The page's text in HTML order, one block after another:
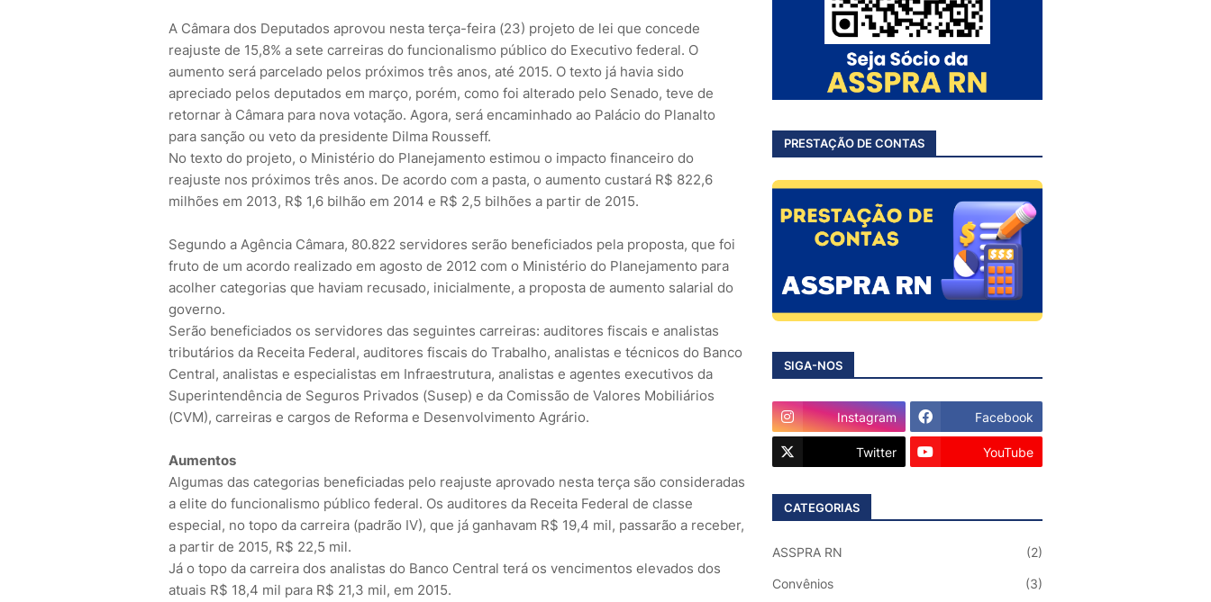
A Câmara dos Deputados aprovou nesta terça-feira (23) projeto de lei que concede
reajuste de 15,8% a sete carreiras do funcionalismo público do Executivo federal. O
aumento será parcelado pelos próximos três anos, até 2015. O texto já havia sido
apreciado pelos deputados em março, porém, como foi alterado pelo Senado, teve de
retornar à Câmara para nova votação. Agora, será encaminhado ao Palácio do Planalto
para sanção ou veto da presidente Dilma Rousseff.
No texto do projeto, o Ministério do Planejamento estimou o impacto financeiro do
reajuste nos próximos três anos. De acordo com a pasta, o aumento custará R$ 822,6
milhões em 2013, R$ 1,6 bilhão em 2014 e R$ 2,5 bilhões a partir de 2015.
Segundo a Agência Câmara, 80.822 servidores serão beneficiados pela proposta, que foi
fruto de um acordo realizado em agosto de 2012 com o Ministério do Planejamento para
acolher categorias que haviam recusado, inicialmente, a proposta de aumento salarial do
governo.
Serão beneficiados os servidores das seguintes carreiras: auditores fiscais e analistas
tributários da Receita Federal, auditores fiscais do Trabalho, analistas e técnicos do Banco
Central, analistas e especialistas em Infraestrutura, analistas e agentes executivos da
Superintendência de Seguros Privados (Susep) e da Comissão de Valores Mobiliários
(CVM), carreiras e cargos de Reforma e Desenvolvimento Agrário.
Aumentos
Algumas das categorias beneficiadas pelo reajuste aprovado nesta terça são consideradas
a elite do funcionalismo público federal. Os auditores da Receita Federal de classe
especial, no topo da carreira (padrão IV), que já ganhavam R$ 19,4 mil, passarão a receber,
a partir de 2015, R$ 22,5 mil.
Já o topo da carreira dos analistas do Banco Central terá os vencimentos elevados dos
atuais R$ 18,4 mil para R$ 21,3 mil, em 2015.
PRESTAÇÃO DE CONTAS
SIGA-NOS
Instagram Facebook
Twitter YouTube
CATEGORIAS
ASSPRA RN (2)
Convênios (3)